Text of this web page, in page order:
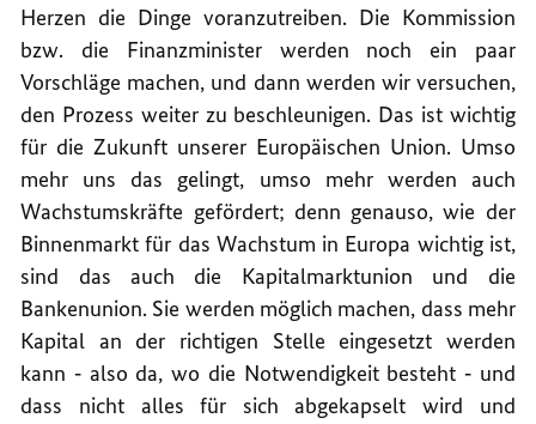
Herzen die Dinge voranzutreiben. Die Kommission
bzw. die Finanzminister werden noch ein paar
Vorschläge machen, und dann werden wir versuchen,
den Prozess weiter zu beschleunigen. Das ist wichtig
für die Zukunft unserer Europäischen Union. Umso
mehr uns das gelingt, umso mehr werden auch
Wachstumskräfte gefördert; denn genauso, wie der
Binnenmarkt für das Wachstum in Europa wichtig ist,
sind das auch die Kapitalmarktunion und die
Bankenunion. Sie werden möglich machen, dass mehr
Kapital an der richtigen Stelle eingesetzt werden
kann ‑ also da, wo die Notwendigkeit besteht ‑ und
dass nicht alles für sich abgekapselt wird und